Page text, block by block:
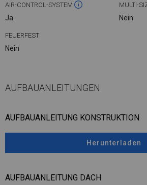
AIR-CONTROL-SYSTEM
Ja
MULTI-
Nein
FEUERFEST
Nein
AUFBAUANLEITUNGEN
AUFBAUANLEITUNG KONSTRUKTION
Herunterladen
AUFBAUANLEITUNG DACH